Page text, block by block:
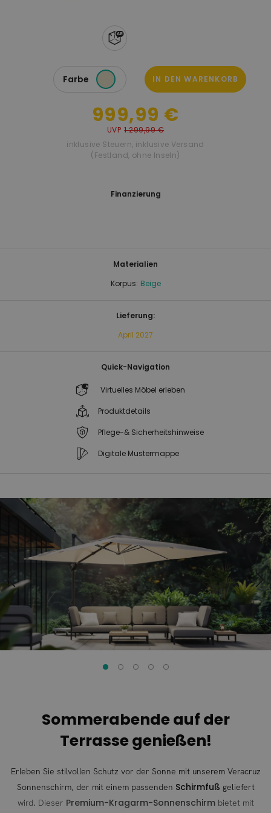
Farbe IN DEN WARENKORB
999,99 €
UVP 1.299,99 €
inklusive Steuern, inklusive Versand
(Festland, ohne Inseln)
Materialien
Korpus: Beige
Lieferung:
April 2027
Quick-Navigation
Virtuelles Möbel erleben
Produktdetails
Pflege-& Sicherheitshinweise
Digitale Mustermappe
Finanzierung
Zum
Ende
Bildgalerie
springen
Zum
Anfang
Bildgalerie
springen
Sommerabende auf der
Terrasse genießen!
Erleben Sie stilvollen Schutz vor der Sonne mit unserem Veracruz
Sonnenschirm, der mit einem passenden Schirmfuß geliefert
wird. Dieser Premium-Kragarm-Sonnenschirm bietet mit